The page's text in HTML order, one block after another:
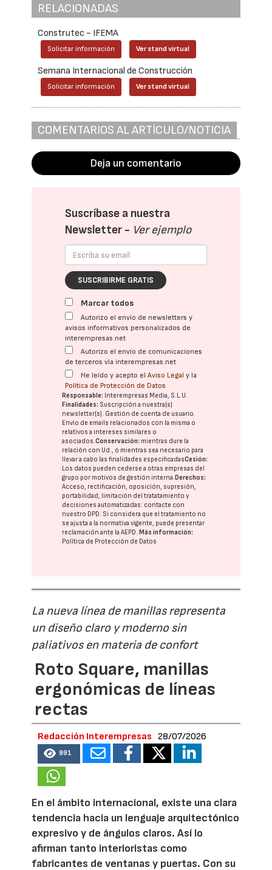
RELACIONADAS
Construtec - IFEMA
Solicitar información Ver stand virtual
Semana Internacional de Construcción
Solicitar información Ver stand virtual
COMENTARIOS AL ARTÍCULO/NOTICIA
Deja un comentario
Suscríbase a nuestra
Newsletter - Ver ejemplo
SUSCRIBIRME GRATIS
Marcar todos
Autorizo el envío de newsletters y
avisos informativos personalizados de
interempresas.net
Autorizo el envío de comunicaciones
de terceros vía interempresas.net
He leído y acepto elAviso Legal y la
Política de Protección de Datos
Responsable: Interempresas Media, S.L.U.
Finalidades: Suscripción a nuestra(s)
newsletter(s). Gestión de cuenta de usuario.
Envío de emails relacionados con la misma o
relativos a intereses similares o
asociados.Conservación: mientras dure la
relación con Ud., o mientras sea necesario para
llevar a cabo las finalidades especificadasCesión:
Los datos pueden cederse a otras empresas del
grupo por motivos de gestión interna. Derechos:
Acceso, rectificación, oposición, supresión,
portabilidad, limitación del tratatamiento y
decisiones automatizadas: contacte con
nuestro DPD. Si considera que el tratamiento no
se ajusta a la normativa vigente, puede presentar
reclamación ante laAEPD. Más información:
Política de Protección de Datos
La nueva línea de manillas representa
un diseño claro y moderno sin
paliativos en materia de confort
Roto Square, manillas
ergonómicas de líneas
rectas
Redacción Interempresas 28/07/2026
991
En el ámbito internacional, existe una clara
tendencia hacia un lenguaje arquitectónico
expresivo y de ángulos claros. Así lo
afirman tanto interioristas como
fabricantes de ventanas y puertas. Con su